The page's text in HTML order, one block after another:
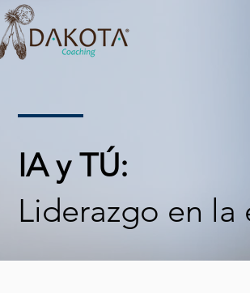
IA y TÚ:
Liderazgo en la